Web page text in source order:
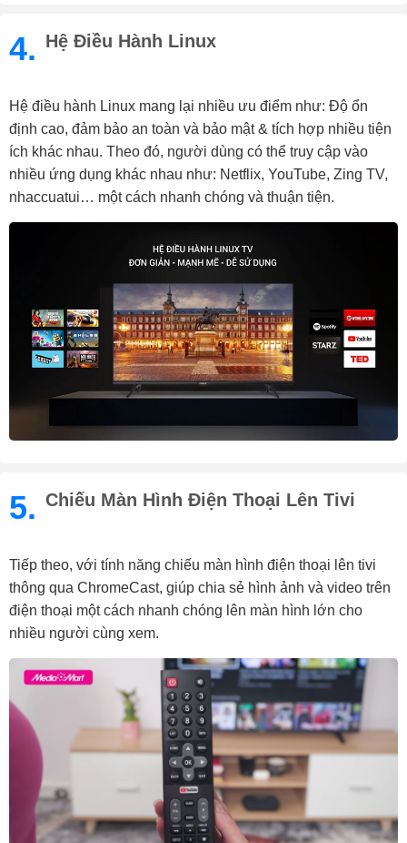
4. Hệ Điều Hành Linux
Hệ điều hành Linux mang lại nhiều ưu điểm như: Độ ổn
định cao, đảm bảo an toàn và bảo mật & tích hợp nhiều tiện
ích khác nhau. Theo đó, người dùng có thể truy cập vào
nhiều ứng dụng khác nhau như: Netflix, YouTube, Zing TV,
nhaccuatui… một cách nhanh chóng và thuận tiện.
5. Chiếu Màn Hình Điện Thoại Lên Tivi
Tiếp theo, với tính năng chiếu màn hình điện thoại lên tivi
thông qua ChromeCast, giúp chia sẻ hình ảnh và video trên
điện thoại một cách nhanh chóng lên màn hình lớn cho
nhiều người cùng xem.